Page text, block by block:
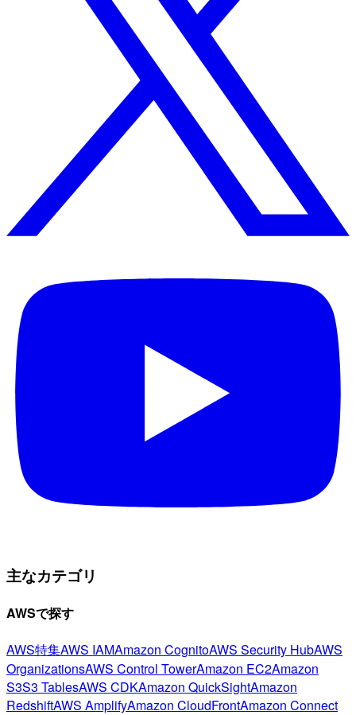
主なカテゴリ
AWSで探す
AWS特集AWS IAMAmazon CognitoAWS Security HubAWS
OrganizationsAWS Control TowerAmazon EC2Amazon
S3S3 TablesAWS CDKAmazon QuickSightAmazon
RedshiftAWS AmplifyAmazon CloudFrontAmazon Connect